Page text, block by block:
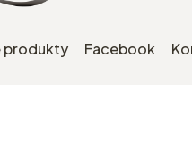
produkty Facebook